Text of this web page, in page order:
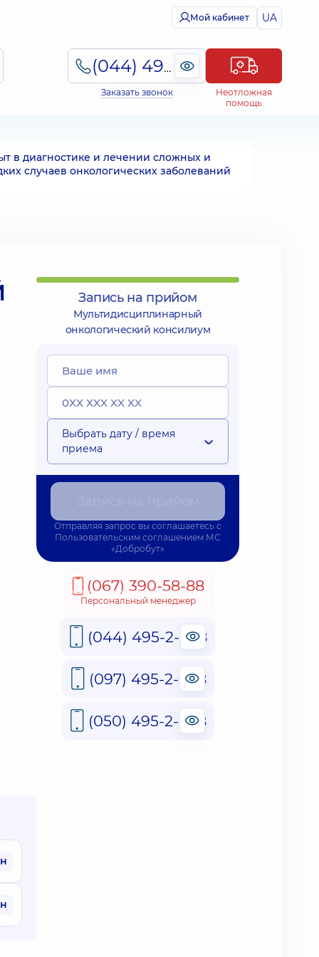
Мой кабинет UA
(044) 495-2-888
Заказать звонок
Неотложная
помощь
в диагностике и лечении сложных и
случаев онкологических заболеваний
Запись на прийом
Мультидисциплинарный
онкологический консилиум
Выбрать дату / время
приема
Отправляя запрос вы соглашаетесь с
Пользовательским соглашением МС
«Добробут»
(067) 390-58-88
Персональный менеджер
(044) 495-2-888
(097) 495-2-888
(050) 495-2-888